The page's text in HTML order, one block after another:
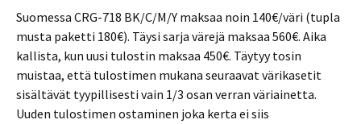
Suomessa CRG-718 BK/C/M/Y maksaa noin 140€/väri (tupla
musta paketti 180€). Täysi sarja värejä maksaa 560€. Aika
kallista, kun uusi tulostin maksaa 450€. Täytyy tosin
muistaa, että tulostimen mukana seuraavat värikasetit
sisältävät tyypillisesti vain 1/3 osan verran väriainetta.
Uuden tulostimen ostaminen joka kerta ei siis